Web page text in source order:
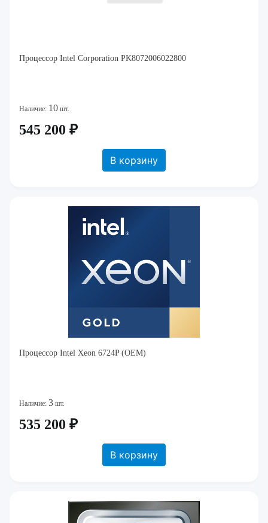
Процессор Intel Corporation PK8072006022800
Наличие: 10 шт.
545 200 ₽
В корзину
Процессор Intel Xeon 6724P (OEM)
Наличие: 3 шт.
535 200 ₽
В корзину